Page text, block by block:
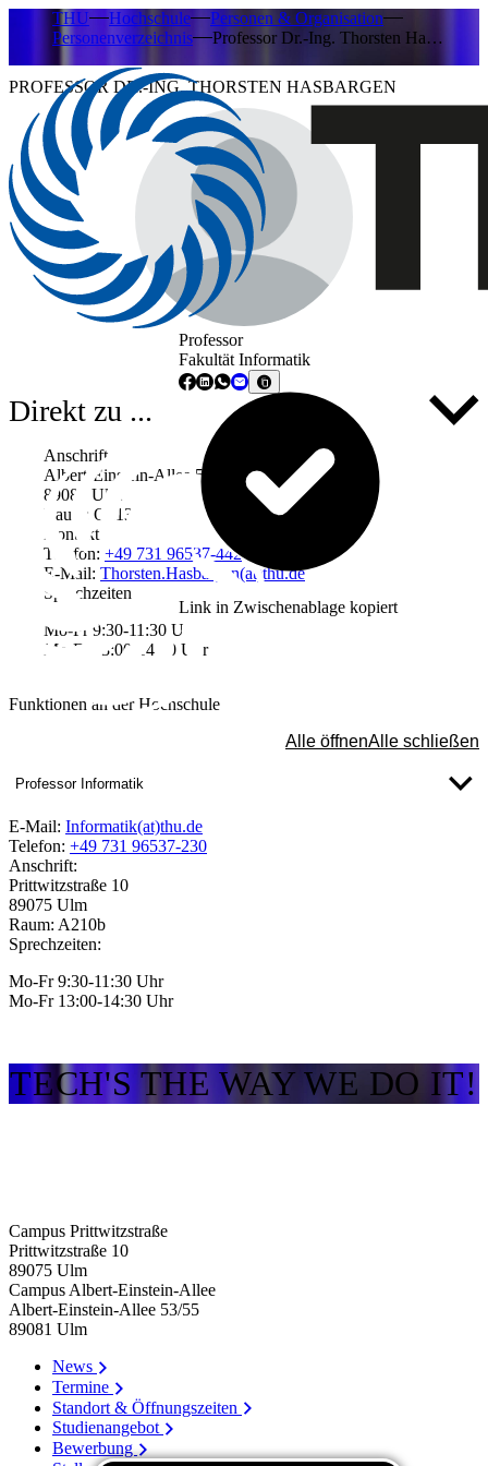
THU Hochschule
Personen & Organisation
Personenverzeichnis
Professor Dr.-Ing. Thorsten Ha…
PROFESSOR DR.-ING. THORSTEN HASBARGEN
Professor
Fakultät Informatik
Link in Zwischenablage kopiert
Direkt zu ...
Anschrift
Albert-Einstein-Allee 53-55
89081 Ulm
Raum: Q213
Kontakt
Telefon: +49 731 96537-442
E-Mail: Thorsten.Hasbargen(at)thu.de
Sprechzeiten
Mo-Fr 9:30-11:30 Uhr
Mo-Fr 13:00-14:30 Uhr
Funktionen an der Hochschule
Alle öffnenAlle schließen
Professor Informatik
E-Mail: Informatik(at)thu.de
Telefon: +49 731 96537-230
Anschrift:
Prittwitzstraße 10
89075 Ulm
Raum: A210b
Sprechzeiten:
Mo-Fr 9:30-11:30 Uhr
Mo-Fr 13:00-14:30 Uhr
TECH'S THE WAY WE DO IT!
Campus Prittwitzstraße
Prittwitzstraße 10
89075 Ulm
Campus Albert-Einstein-Allee
Albert-Einstein-Allee 53/​55
89081 Ulm
News
Termine
Standort & Öffnungszeiten
Studienangebot
Bewerbung